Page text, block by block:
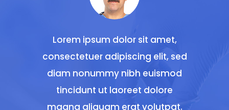
Lorem ipsum dolor sit amet,
consectetuer adipiscing elit, sed
diam nonummy nibh euismod
tincidunt ut laoreet dolore
magna aliquam erat volutpat.